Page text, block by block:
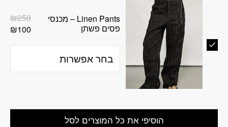
Linen Pants – מכנסי
פסים פשתן
₪250
₪100
הוסיפי את כל המוצרים לסל